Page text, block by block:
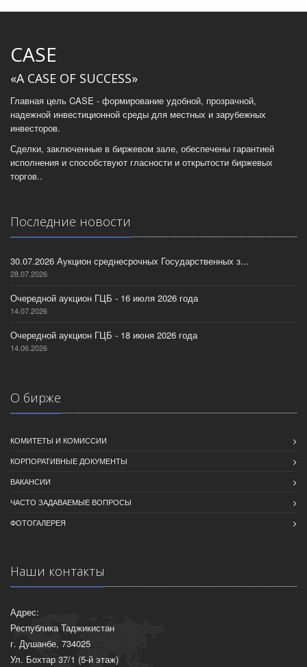
CASE
«A CASE OF SUCCESS»
Главная цель CASE - формирование удобной, прозрачной,
надежной инвестиционной среды для местных и зарубежных
инвесторов.
Сделки, заключенные в биржевом зале, обеспечены гарантией
исполнения и способствуют гласности и открытости биржевых
торгов..
Последние новости
30.07.2026 Аукцион среднесрочных Государственных з...
28.07.2026
Очередной аукцион ГЦБ - 16 июля 2026 года
14.07.2026
Очередной аукцион ГЦБ - 18 июня 2026 года
14.06.2026
О бирже
КОМИТЕТЫ И КОМИССИИ
КОРПОРАТИВНЫЕ ДОКУМЕНТЫ
ВАКАНСИИ
ЧАСТО ЗАДАВАЕМЫЕ ВОПРОСЫ
ФОТОГАЛЕРЕЯ
Наши контакты
Адрес:
Республика Таджикистан
г. Душанбе, 734025
Ул. Бохтар 37/1 (5-й этаж)